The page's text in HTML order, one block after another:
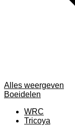
Alles weergeven
Boeidelen
WRC
Tricoya